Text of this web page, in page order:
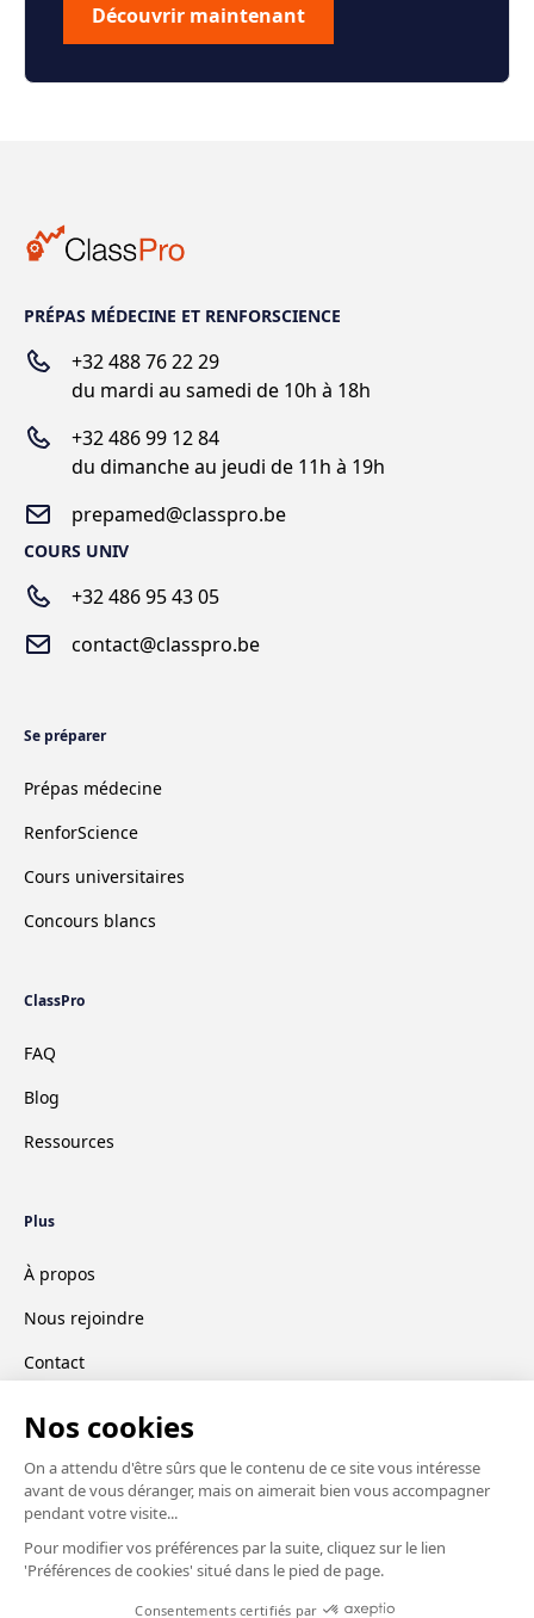
Découvrir maintenant
PRÉPAS MÉDECINE ET RENFORSCIENCE
+32 488 76 22 29
du mardi au samedi de 10h à 18h
+32 486 99 12 84
du dimanche au jeudi de 11h à 19h
prepamed@classpro.be
COURS UNIV
+32 486 95 43 05
contact@classpro.be
Se préparer
Prépas médecine
RenforScience
Cours universitaires
Concours blancs
ClassPro
FAQ
Blog
Ressources
Plus
À propos
Nous rejoindre
Contact
© 2026 ClassPro